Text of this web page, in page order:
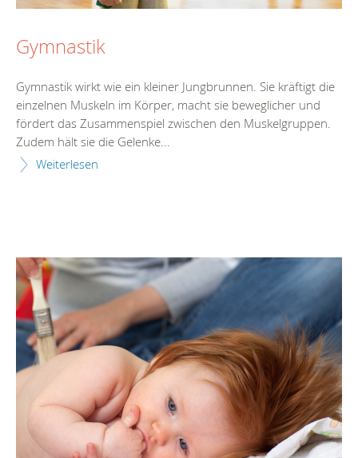
Gymnastik
Gymnastik wirkt wie ein kleiner Jungbrunnen. Sie kräftigt die
einzelnen Muskeln im Körper, macht sie beweglicher und
fördert das Zusammenspiel zwischen den Muskelgruppen.
Zudem hält sie die Gelenke...
Weiterlesen